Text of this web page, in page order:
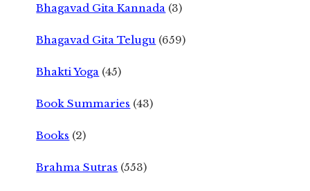
Bhagavad Gita Kannada (3)
Bhagavad Gita Telugu (659)
Bhakti Yoga (45)
Book Summaries (43)
Books (2)
Brahma Sutras (553)